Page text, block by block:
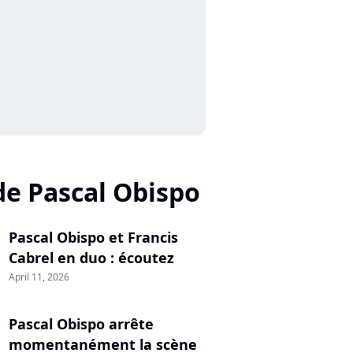
Pascal Obispo
Pascal Obispo et Francis
Cabrel en duo : écoutez
April 11, 2026
Pascal Obispo arrête
momentanément la scène